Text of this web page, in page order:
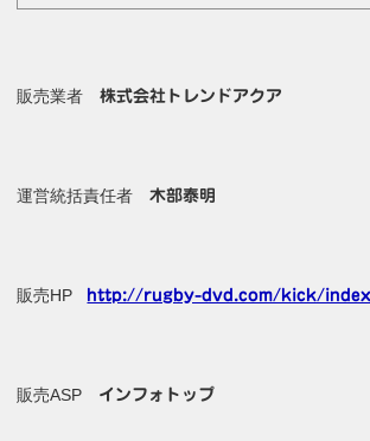
販売業者株式会社トレンドアクア
運営統括責任者木部泰明
販売HP http://rugby-dvd.com/kick/
販売ASP インフォトップ